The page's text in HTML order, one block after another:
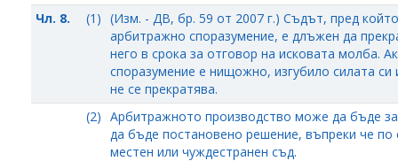
Чл. 8.
(1) (Изм. - ДВ, бр. 59 от 2007 г.) Съдът, пред
арбитражно споразумение, е длъжен да
него в срока за отговор на исковата молба.
споразумение е нищожно, изгубило силата
не се прекратява.
(2) Арбитражното производство може да бъде
да бъде постановено решение, въпреки че
местен или чуждестранен съд.